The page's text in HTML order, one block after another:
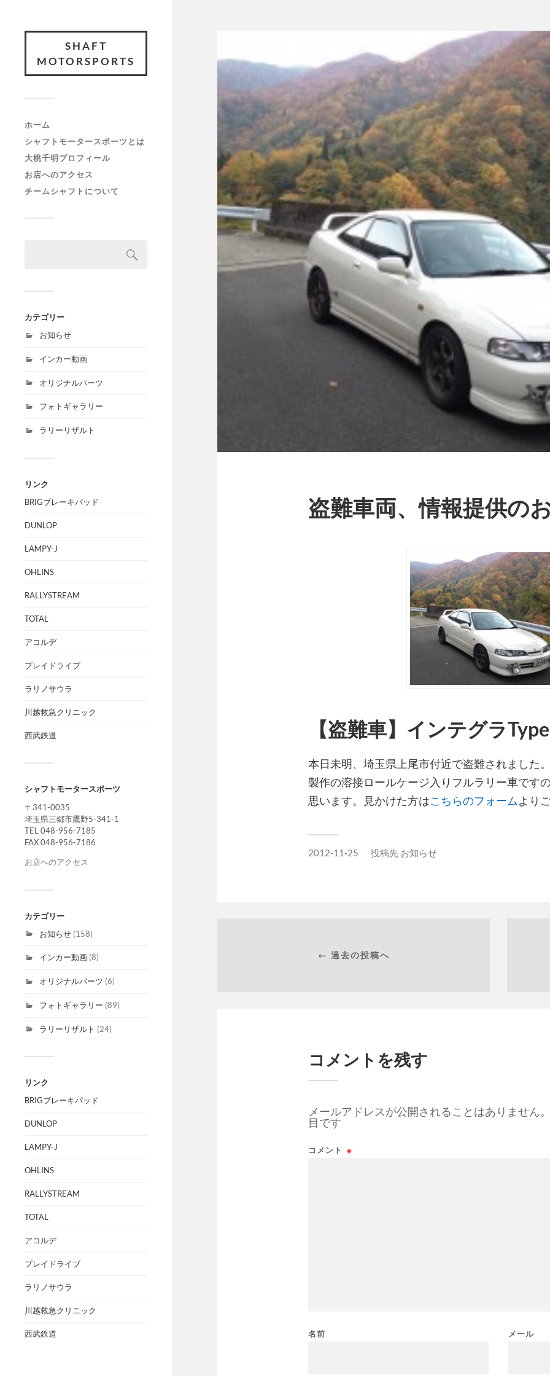
SHAFT
MOTORSPORTS
ホーム
シャフトモータースポーツとは
大桃千明プロフィール
お店へのアクセス
チームシャフトについて
カテゴリー
お知らせ
インカー動画
オリジナルパーツ
フォトギャラリー
ラリーリザルト
リンク
BRIGブレーキパッド
DUNLOP
LAMPY-J
OHLINS
RALLYSTREAM
TOTAL
アコルデ
プレイドライブ
ラリノサウラ
川越救急クリニック
西武鉄道
シャフトモータースポーツ
〒341-0035
埼玉県三郷市鷹野5-341-1
TEL 048-956-7185
FAX 048-956-7186
お店へのアクセス
カテゴリー
お知らせ (158)
インカー動画 (8)
オリジナルパーツ (6)
フォトギャラリー (89)
ラリーリザルト (24)
リンク
BRIGブレーキパッド
DUNLOP
LAMPY-J
OHLINS
RALLYSTREAM
TOTAL
アコルデ
プレイドライブ
ラリノサウラ
川越救急クリニック
西武鉄道
盗難車両、情報提供の
【盗難車】インテグラ
本日未明、埼玉県上尾市付近で盗難されました
製作の溶接ロールケージ入りフルラリー車です
思います。見かけた方はこちらのフォームより
2012-11-25 投稿先 お知らせ
← 過去の投稿へ
コメントを残す
メールアドレスが公開されることはありません
目です
コメント ※
名前 メール